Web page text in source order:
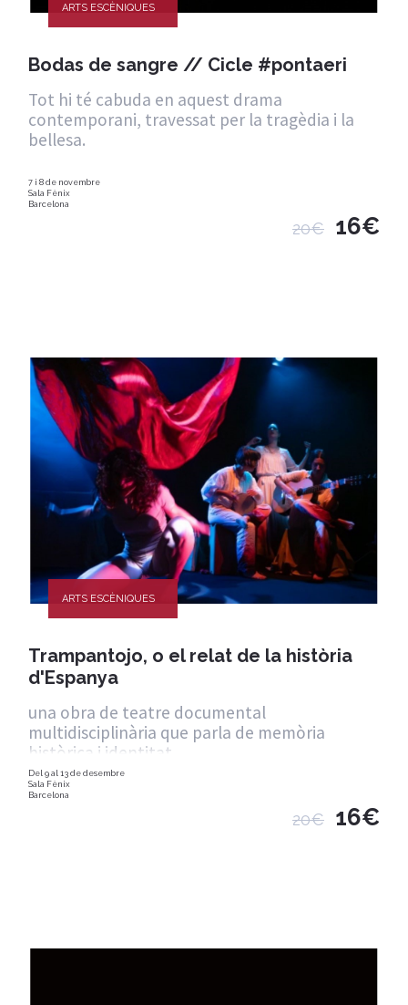
ARTS ESCÈNIQUES
Bodas de sangre // Cicle #pontaeri
Tot hi té cabuda en aquest drama
contemporani, travessat per la tragèdia i la
bellesa.
7 i 8 de novembre
Sala Fènix
Barcelona
20€ 16€
ARTS ESCÈNIQUES
Trampantojo, o el relat de la història
d'Espanya
una obra de teatre documental
multidisciplinària que parla de memòria
històrica i identitat
Del 9 al 13 de desembre
Sala Fènix
Barcelona
20€ 16€